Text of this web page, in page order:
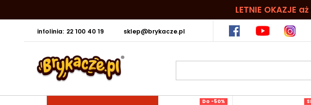
LETNIE OKAZJE
infolinia: 22 100 40 19 sklep@brykacze.pl
Do -50%